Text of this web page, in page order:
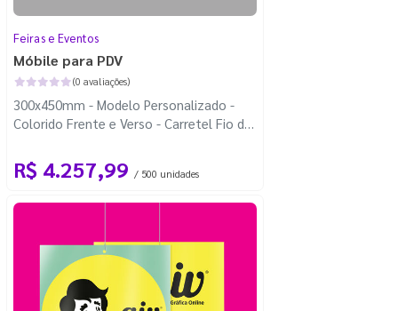
Feiras e Eventos
Móbile para PDV
(0 avaliações)
300x450mm - Modelo Personalizado -
Colorido Frente e Verso - Carretel Fio de
R$ 4.257,99 / 500 unidades